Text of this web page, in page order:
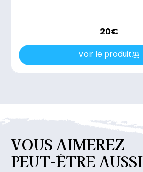
20€
Voir le produit
VOUSAIMEREZ
PEUT-ÊTRE